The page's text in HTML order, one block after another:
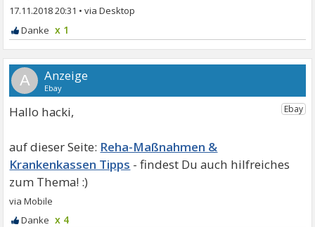
17.11.2018 20:31 •
x 1
A
Hallo hacki,
Reha-Maßnahmen &
Krankenkassen Tipps
x 4